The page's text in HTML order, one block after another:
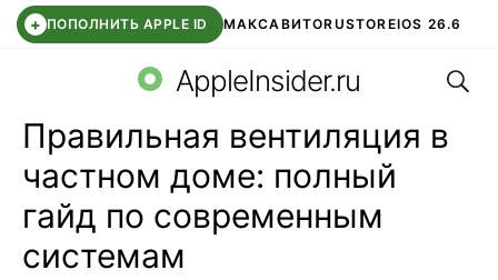
+ ПОПОЛНИТЬ APPLE ID МАКСАВИТОRUSTOREIOS 26.6
СБЕР КИДС ВТБ ОНЛАЙН ЧАТ В ROBLOX
AppleInsider.ru
Правильная вентиляция в
частном доме: полный
гайд по современным
системам